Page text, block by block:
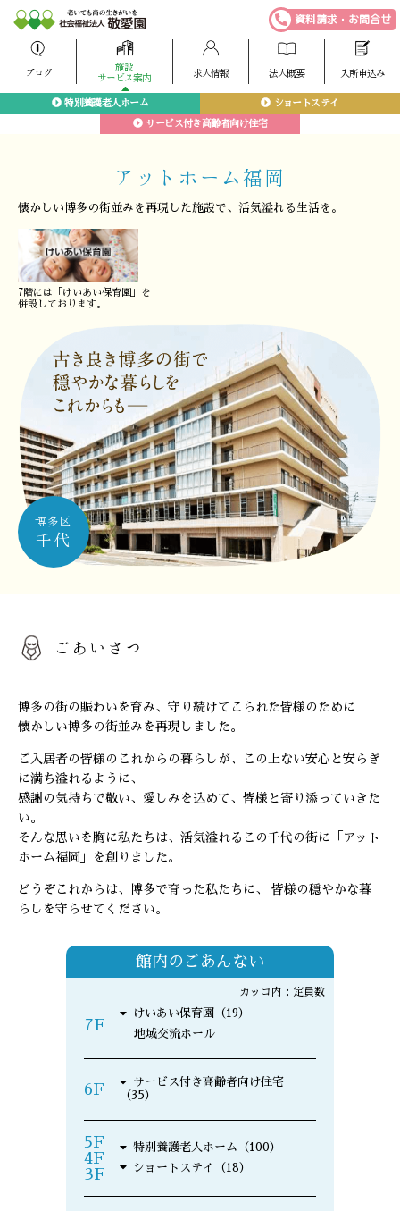
ブログ
施設
サービス案内
求人情報 法人概要 入所申込み
資料請求・お問合せ
特別養護老人ホーム ショートステイ
サービス付き高齢者向け住宅
アットホーム福岡
懐かしい博多の街並みを再現した施設で、 活気溢れる生活を。
7階には「けいあい保育園」を
併設しております。
博多区
千代
ごあいさつ
博多の街の賑わいを育み、守り続けてこられた皆様のために
懐かしい博多の街並みを再現しました。
ご入居者の皆様のこれからの暮らしが、この上ない安心と安らぎ
に満ち溢れるように、
感謝の気持ちで敬い、愛しみを込めて、皆様と寄り添っていきた
い。
そんな思いを胸に私たちは、活気溢れるこの千代の街に「アット
ホーム福岡」を創りました。
どうぞこれからは、博多で育った私たちに、 皆様の穏やかな暮
らしを守らせてください。
館内のごあんない
7F
けいあい保育園（19）
地域交流ホール
6F
サービス付き高齢者向け住宅
（35）
5F
4F
3F
特別養護老人ホーム（100）
ショートステイ（18）
カッコ内：定員数